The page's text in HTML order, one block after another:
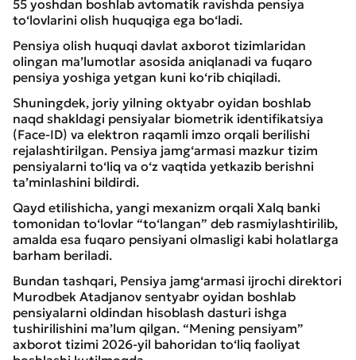
55 yoshdan boshlab avtomatik ravishda pensiya
to‘lovlarini olish huquqiga ega bo‘ladi.
Pensiya olish huquqi davlat axborot tizimlaridan
olingan ma’lumotlar asosida aniqlanadi va fuqaro
pensiya yoshiga yetgan kuni ko‘rib chiqiladi.
Shuningdek, joriy yilning oktyabr oyidan boshlab
naqd shakldagi pensiyalar biometrik identifikatsiya
(Face-ID) va elektron raqamli imzo orqali berilishi
rejalashtirilgan. Pensiya jamg‘armasi mazkur tizim
pensiyalarni to‘liq va o‘z vaqtida yetkazib berishni
ta’minlashini bildirdi.
Qayd etilishicha, yangi mexanizm orqali Xalq banki
tomonidan to‘lovlar “to‘langan” deb rasmiylashtirilib,
amalda esa fuqaro pensiyani olmasligi kabi holatlarga
barham beriladi.
Bundan tashqari, Pensiya jamg‘armasi ijrochi direktori
Murodbek Atadjanov sentyabr oyidan boshlab
pensiyalarni oldindan hisoblash dasturi ishga
tushirilishini ma’lum qilgan. “Mening pensiyam”
axborot tizimi 2026-yil bahoridan to‘liq faoliyat